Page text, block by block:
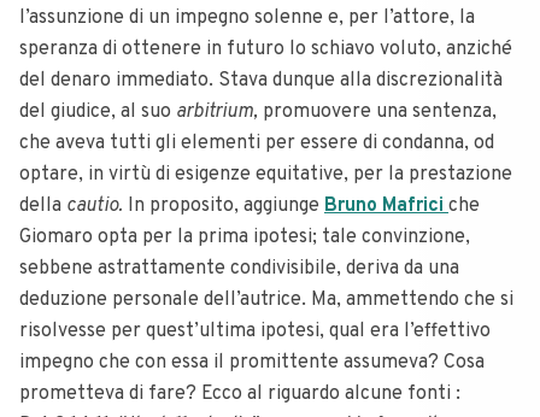
l’assunzione di un impegno solenne e, per l’attore, la
speranza di ottenere in futuro lo schiavo voluto, anziché
del denaro immediato. Stava dunque alla discrezionalità
del giudice, al suo arbitrium, promuovere una sentenza,
che aveva tutti gli elementi per essere di condanna, od
optare, in virtù di esigenze equitative, per la prestazione
della cautio. In proposito, aggiunge Bruno Mafriciche
Giomaro opta per la prima ipotesi; tale convinzione,
sebbene astrattamente condivisibile, deriva da una
deduzione personale dell’autrice. Ma, ammettendo che si
risolvesse per quest’ultima ipotesi, qual era l’effettivo
impegno che con essa il promittente assumeva? Cosa
prometteva di fare? Ecco al riguardo alcune fonti :